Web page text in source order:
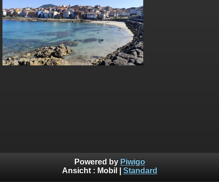
Powered by Piwigo
Ansicht : Mobil Standard